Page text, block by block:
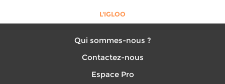
L'IGLOO
Qui sommes-nous ?
Contactez-nous
Espace Pro